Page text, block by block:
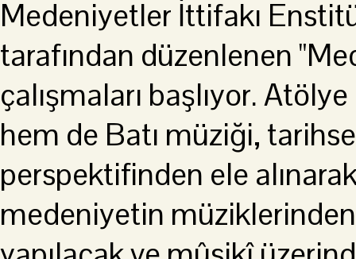
Medeniyetler İttifakı
tarafından düzenlenen
çalışmaları başlıyor.
hem de Batı müziği,
perspektifinden ele
medeniyetin